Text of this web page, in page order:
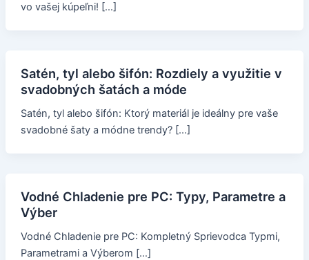
vo vašej kúpeľni! […]
Satén, tyl alebo šifón: Rozdiely a využitie v
svadobných šatách a móde
Satén, tyl alebo šifón: Ktorý materiál je ideálny pre vaše
svadobné šaty a módne trendy? […]
Vodné Chladenie pre PC: Typy, Parametre a
Výber
Vodné Chladenie pre PC: Kompletný Sprievodca Typmi,
Parametrami a Výberom […]